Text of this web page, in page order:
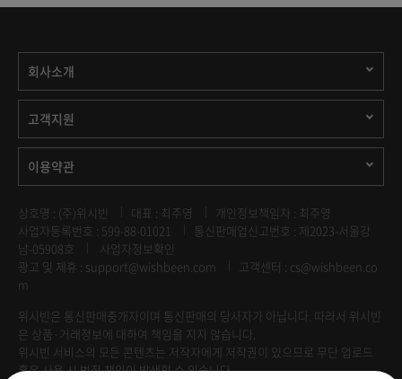
회사소개
고객지원
이용약관
상호명 : (주)위시빈 대표 : 최주영
개인정보책임자 : 최주영
사업자등록번호 : 599-88-01021
통신판매업신고번호 : 제2023-서울강
남-05908호
사업자정보확인
광고 및 제휴 : support@wishbeen.com
고객센터 : cs@wishbeen.co
m
위시빈은 통신판매중개자이며 통신판매의 당사자가 아닙니다. 따라서 위시빈
은 상품·거래정보에 대하여 책임을 지지 않습니다.
위시빈 서비스의 모든 콘텐츠는 저작자에게 저작권이 있으므로 무단 업로드
혹은 사용 시 법적 책임이 발생할 수 있습니다.